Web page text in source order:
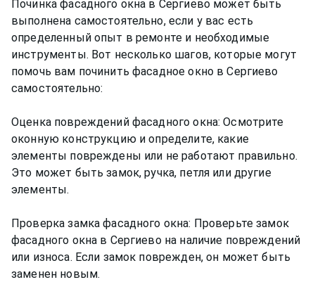
Починка фасадного окна в Сергиево может быть
выполнена самостоятельно, если у вас есть
определенный опыт в ремонте и необходимые
инструменты. Вот несколько шагов, которые могут
помочь вам починить фасадное окно в Сергиево
самостоятельно:
Оценка повреждений фасадного окна: Осмотрите
оконную конструкцию и определите, какие
элементы повреждены или не работают правильно.
Это может быть замок, ручка, петля или другие
элементы.
Проверка замка фасадного окна: Проверьте замок
фасадного окна в Сергиево на наличие повреждений
или износа. Если замок поврежден, он может быть
заменен новым.